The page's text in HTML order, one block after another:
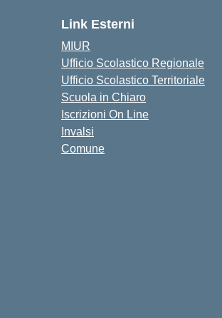
Link Esterni
MIUR
Ufficio Scolastico Regionale
Ufficio Scolastico Territoriale
Scuola in Chiaro
Iscrizioni On Line
Invalsi
Comune